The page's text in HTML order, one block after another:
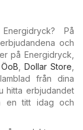
På
och
på Energidryck,
ÖoB Dollar Store
från dina
hitta erbjudandet
en titt idag och